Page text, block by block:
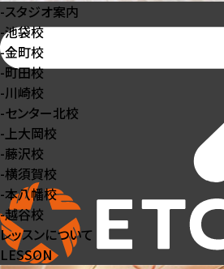
-スタジオ案内
-池袋校
-金町校
-町田校
-川崎校
-センター北校
-上大岡校
-藤沢校
-横須賀校
-本八幡校
-越谷校
レッスンについて
LESSON